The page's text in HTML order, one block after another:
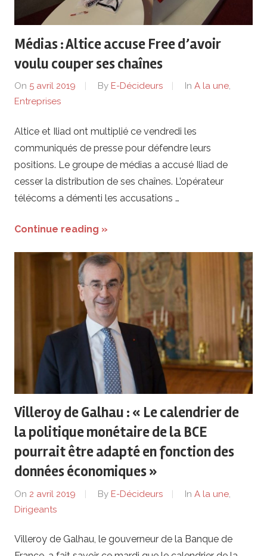
de
lentreprise
et
ses
dirigeants
Médias : Altice accuse Free d’avoir
voulu couper ses chaînes
On 5 avril 2019 By E-Décideurs In A la une,
Entreprises
Altice et Iliad ont multiplié ce vendredi les
communiqués de presse pour défendre leurs
positions. Le groupe de médias a accusé Iliad de
cesser la distribution de ses chaînes. L’opérateur
télécoms a démenti les accusations …
Continue reading »
Villeroy de Galhau : « Le calendrier de
la politique monétaire de la BCE
pourrait être adapté en fonction des
données économiques »
On 2 avril 2019 By E-Décideurs In A la une,
Dirigeants
Villeroy de Galhau, le gouverneur de la Banque de